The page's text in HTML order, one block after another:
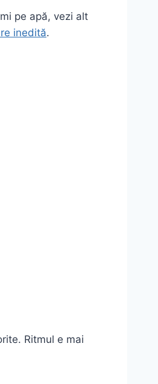
pe apă, vezi alt
inedită.
Ritmul e mai